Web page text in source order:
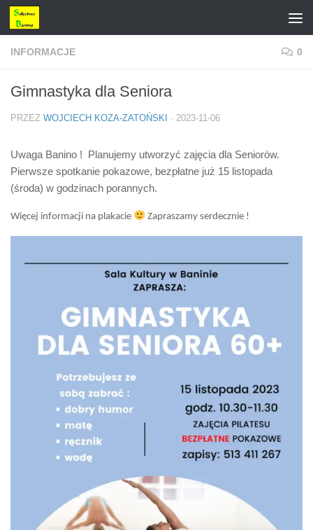
Przejdź do treści
INFORMACJE 0
Gimnastyka dla Seniora
PRZEZ WOJCIECH KOZA-ZATOŃSKI · 2023-11-06
Uwaga Banino ! Planujemy utworzyć zajęcia dla Seniorów.
Pierwsze spotkanie pokazowe, bezpłatne już 15 listopada
(środa) w godzinach porannych.
Więcej informacji na plakacie Zapraszamy serdecznie !